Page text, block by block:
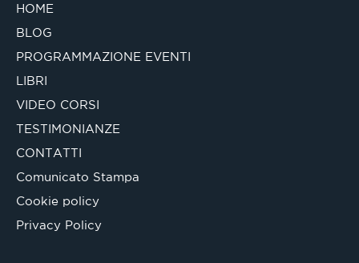
HOME
BLOG
PROGRAMMAZIONE EVENTI
LIBRI
VIDEO CORSI
TESTIMONIANZE
CONTATTI
Comunicato Stampa
Cookie policy
Privacy Policy